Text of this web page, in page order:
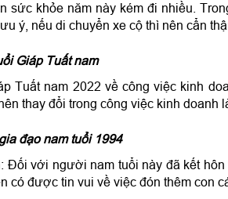
sức khỏe năm này kém đi nhiều.
ý, nếu di chuyển xe cộ thì nên cẩn
Giáp Tuất nam
Tuất nam 2022 về công việc kinh
thay đổi trong công việc kinh doanh
đạo nam tuổi 1994
Đối với người nam tuổi này đã kết
có được tin vui về việc đón thêm con